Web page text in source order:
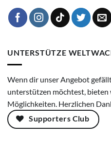
UNTERSTÜTZE
Wenn dir unser Angebot
unterstützen möchtest, bieten
Möglichkeiten. Herzlichen
Supporters Club